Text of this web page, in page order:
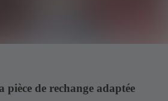
pièce de rechange adaptée